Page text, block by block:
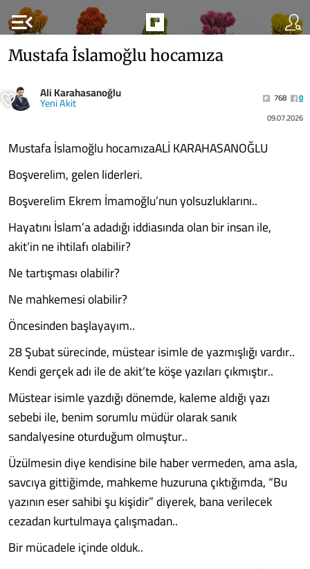
menu_open
Mustafa İslamoğlu hocamıza
Ali Karahasanoğlu
Yeni Akit 768
0
09.07.2026
Mustafa İslamoğlu hocamızaALİ KARAHASANOĞLU
Boşverelim, gelen liderleri.
Boşverelim Ekrem İmamoğlu’nun yolsuzluklarını..
Hayatını İslam’a adadığı iddiasında olan bir insan ile,
akit’in ne ihtilafı olabilir?
Ne tartışması olabilir?
Ne mahkemesi olabilir?
Öncesinden başlayayım..
28 Şubat sürecinde, müstear isimle de yazmışlığı vardır..
Kendi gerçek adı ile de akit’te köşe yazıları çıkmıştır..
Müstear isimle yazdığı dönemde, kaleme aldığı yazı
sebebi ile, benim sorumlu müdür olarak sanık
sandalyesine oturduğum olmuştur..
Üzülmesin diye kendisine bile haber vermeden, ama asla,
savcıya gittiğimde, mahkeme huzuruna çıktığımda, “Bu
yazının eser sahibi şu kişidir” diyerek, bana verilecek
cezadan kurtulmaya çalışmadan..
Bir mücadele içinde olduk..